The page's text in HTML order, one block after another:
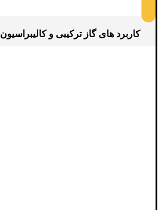
کاربرد های گاز ترکیبی و کالیبراسیون